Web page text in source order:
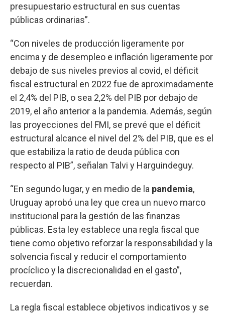
presupuestario estructural en sus cuentas
públicas ordinarias”.
“Con niveles de producción ligeramente por
encima y de desempleo e inflación ligeramente por
debajo de sus niveles previos al covid, el déficit
fiscal estructural en 2022 fue de aproximadamente
el 2,4% del PIB, o sea 2,2% del PIB por debajo de
2019, el año anterior a la pandemia. Además, según
las proyecciones del FMI, se prevé que el déficit
estructural alcance el nivel del 2% del PIB, que es el
que estabiliza la ratio de deuda pública con
respecto al PIB”, señalan Talvi y Harguindeguy.
“En segundo lugar, y en medio de la pandemia,
Uruguay aprobó una ley que crea un nuevo marco
institucional para la gestión de las finanzas
públicas. Esta ley establece una regla fiscal que
tiene como objetivo reforzar la responsabilidad y la
solvencia fiscal y reducir el comportamiento
procíclico y la discrecionalidad en el gasto”,
recuerdan.
La regla fiscal establece objetivos indicativos y se